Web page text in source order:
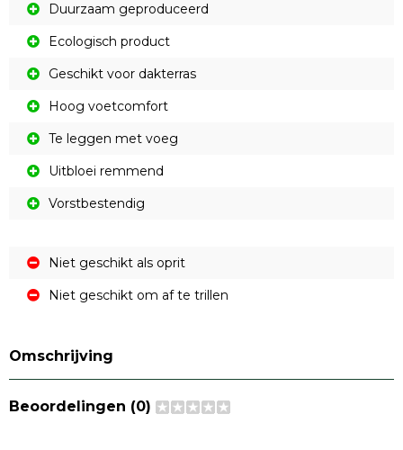
Duurzaam geproduceerd
Ecologisch product
Geschikt voor dakterras
Hoog voetcomfort
Te leggen met voeg
Uitbloei remmend
Vorstbestendig
Niet geschikt als oprit
Niet geschikt om af te trillen
Omschrijving
Beoordelingen (0)